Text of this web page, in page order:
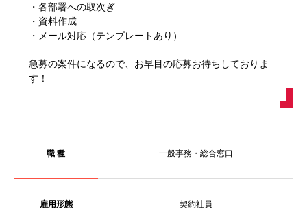
・各部署への取次ぎ
・資料作成
・メール対応（テンプレートあり）
急募の案件になるので、お早目の応募お待ちしておりま
す！
職 種 一般事務・総合窓口
雇用形態 契約社員